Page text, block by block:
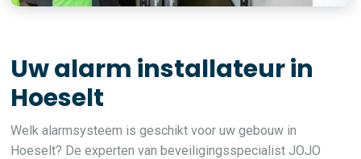
Uw alarm installateur in
Hoeselt
Welk alarmsysteem is geschikt voor uw gebouw in
Hoeselt? De experten van beveiligingsspecialist JOJO